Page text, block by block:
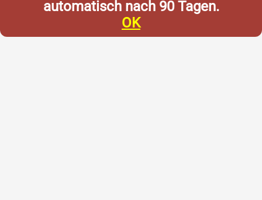
automatisch nach 90 Tagen.
OK